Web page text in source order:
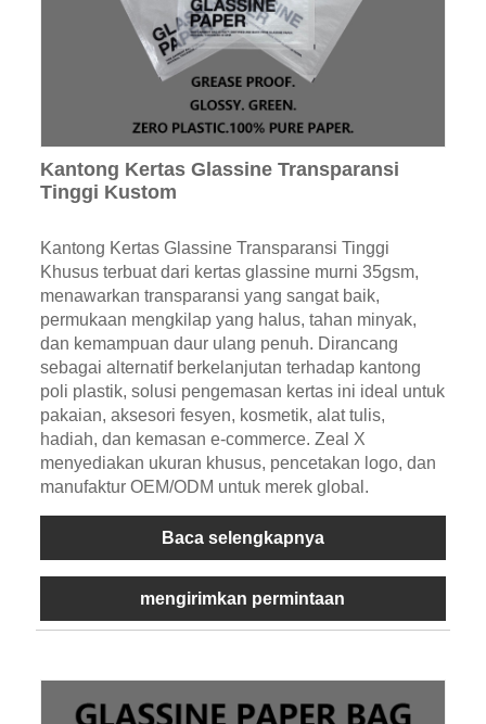
Kantong Kertas Glassine Transparansi
Tinggi Kustom
Kantong Kertas Glassine Transparansi Tinggi
Khusus terbuat dari kertas glassine murni 35gsm,
menawarkan transparansi yang sangat baik,
permukaan mengkilap yang halus, tahan minyak,
dan kemampuan daur ulang penuh. Dirancang
sebagai alternatif berkelanjutan terhadap kantong
poli plastik, solusi pengemasan kertas ini ideal untuk
pakaian, aksesori fesyen, kosmetik, alat tulis,
hadiah, dan kemasan e-commerce. Zeal X
menyediakan ukuran khusus, pencetakan logo, dan
manufaktur OEM/ODM untuk merek global.
Baca selengkapnya
mengirimkan permintaan